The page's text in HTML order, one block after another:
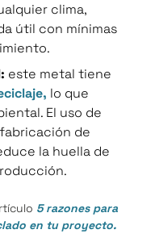
clima,
útil con mínimas
este metal tiene
lo que
El uso de
de
la huella de
5 razones para
en tu proyecto.